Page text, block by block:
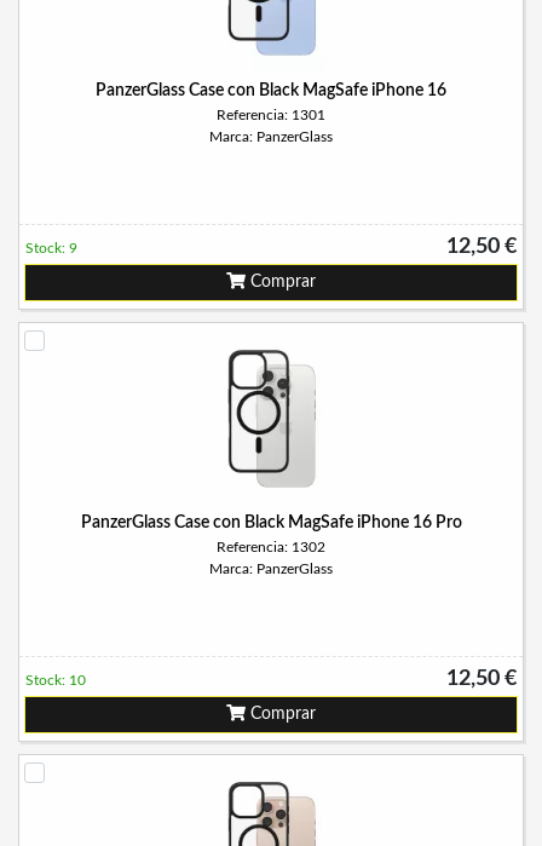
PanzerGlass Case con Black MagSafe iPhone 16
Referencia: 1301
Marca: PanzerGlass
12,50 €
Stock: 9
Comprar
PanzerGlass Case con Black MagSafe iPhone 16 Pro
Referencia: 1302
Marca: PanzerGlass
12,50 €
Stock: 10
Comprar